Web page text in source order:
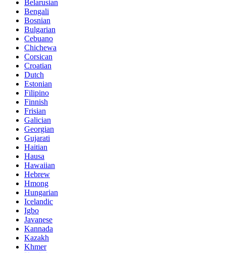
Belarusian
Bengali
Bosnian
Bulgarian
Cebuano
Chichewa
Corsican
Croatian
Dutch
Estonian
Filipino
Finnish
Frisian
Galician
Georgian
Gujarati
Haitian
Hausa
Hawaiian
Hebrew
Hmong
Hungarian
Icelandic
Igbo
Javanese
Kannada
Kazakh
Khmer